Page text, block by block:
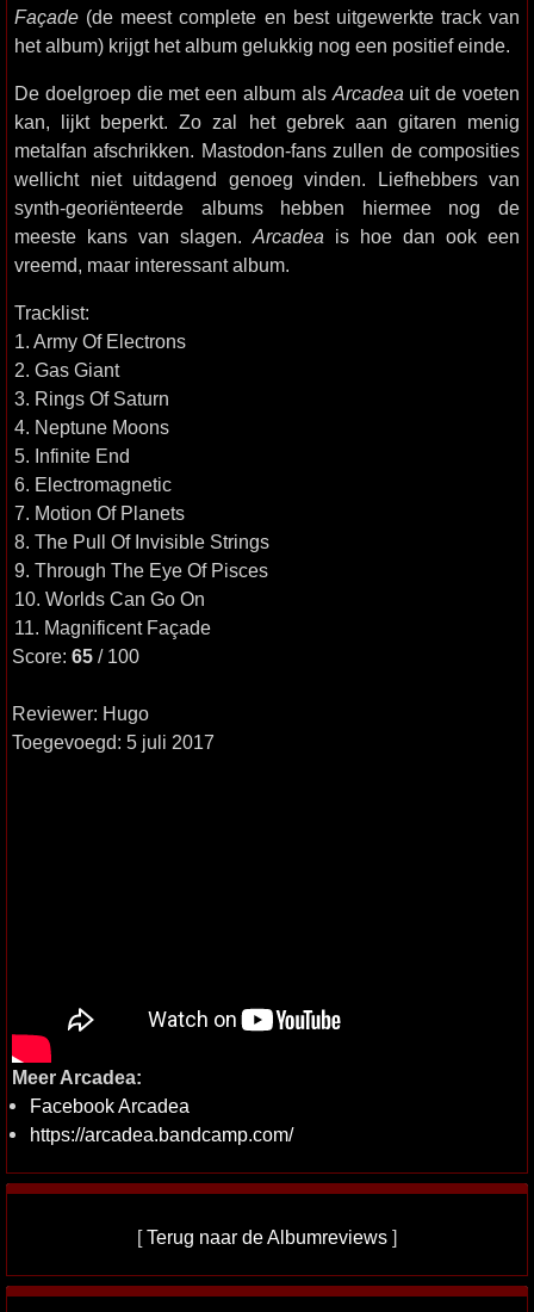
Façade (de meest complete en best uitgewerkte track van
het album) krijgt het album gelukkig nog een positief einde.
De doelgroep die met een album als Arcadea uit de voeten
kan, lijkt beperkt. Zo zal het gebrek aan gitaren menig
metalfan afschrikken. Mastodon-fans zullen de composities
wellicht niet uitdagend genoeg vinden. Liefhebbers van
synth-georiënteerde albums hebben hiermee nog de
meeste kans van slagen. Arcadea is hoe dan ook een
vreemd, maar interessant album.
Tracklist:
1. Army Of Electrons
2. Gas Giant
3. Rings Of Saturn
4. Neptune Moons
5. Infinite End
6. Electromagnetic
7. Motion Of Planets
8. The Pull Of Invisible Strings
9. Through The Eye Of Pisces
10. Worlds Can Go On
11. Magnificent Façade
Score: 65 / 100
Reviewer: Hugo
Toegevoegd: 5 juli 2017
Meer Arcadea:
Facebook Arcadea
https://arcadea.bandcamp.com/
[Terug naar de Albumreviews ]